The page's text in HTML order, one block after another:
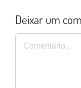
Deixar um
Comentário